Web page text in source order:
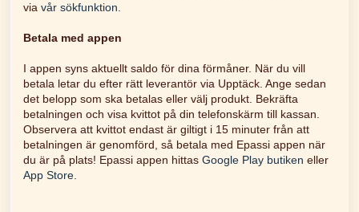
via vår sökfunktion.
Betala med appen
I appen syns aktuellt saldo för dina förmåner. När du vill
betala letar du efter rätt leverantör via Upptäck. Ange sedan
det belopp som ska betalas eller välj produkt. Bekräfta
betalningen och visa kvittot på din telefonskärm till kassan.
Observera att kvittot endast är giltigt i 15 minuter från att
betalningen är genomförd, så betala med Epassi appen när
du är på plats! Epassi appen hittas Google Play butiken eller
App Store.